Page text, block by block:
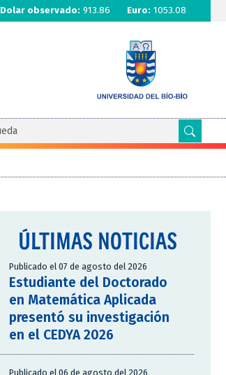
Dolar observado: 913.86 Euro: 1053.08
ÚLTIMAS NOTICIAS
Publicado el 07 de agosto del 2026
Estudiante del Doctorado
en Matemática Aplicada
presentó su investigación
en el CEDYA 2026
Publicado el 06 de agosto del 2026